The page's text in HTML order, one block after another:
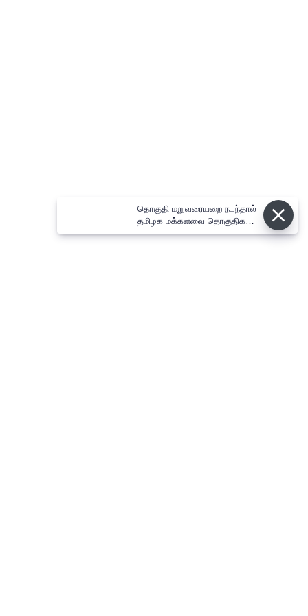
தொகுதி மறுவரையறை நடந்தால்
தமிழக மக்களவை தொகுதிகள் 59
ஆக உயரும்: